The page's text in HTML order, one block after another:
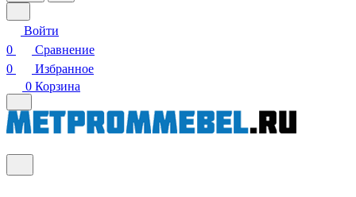
Войти
0
Сравнение
0
Избранное
0 Корзина